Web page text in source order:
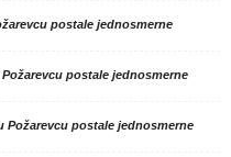
postale jednosmerne
postale jednosmerne
Požarevcu postale jednosmerne